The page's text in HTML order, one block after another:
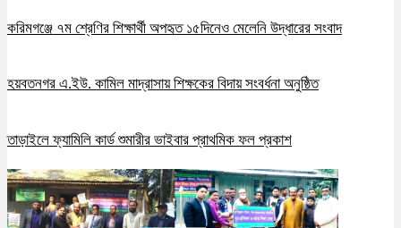
করিমগঞ্জে ৭ম শ্রেণির শিক্ষার্থী অপহৃত ১৫দিনেও মেলেনি উদ্ধারের সংবাদ
হয়বতনগর এ.ইউ. কামিল মাদ্রাসায় শিক্ষকের বিদায় সংবর্ধনা অনুষ্ঠিত
তাড়াইলে ফ্যামিলি কার্ড শুমারীর ভাইবার প্রাথমিক ফল প্রকাশ